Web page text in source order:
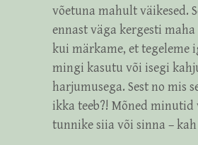
võetuna mahult väikesed.
ennast väga kergesti
kui märkame, et tegeleme
mingi kasutu või isegi
harjumusega. Sest no mis
ikka teeb?! Mõned minutid
tunnike siia või sinna – kah